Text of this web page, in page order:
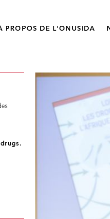
PROPOS DE L'ONUSIDA